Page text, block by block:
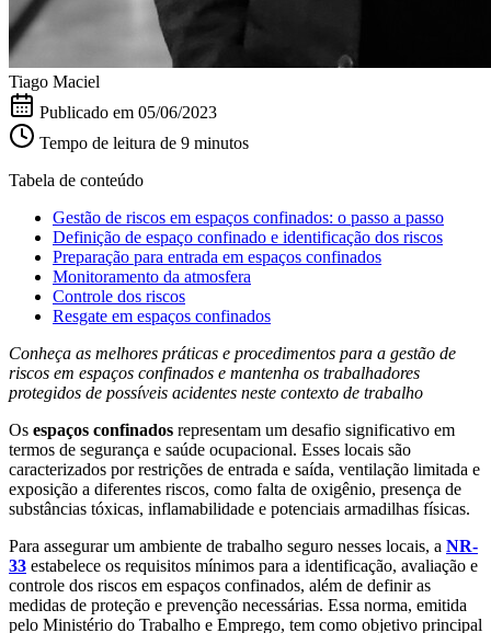
Tiago Maciel
Publicado em 05/06/2023
Tempo de leitura de 9 minutos
Tabela de conteúdo
Gestão de riscos em espaços confinados: o passo a passo
Definição de espaço confinado e identificação dos riscos
Preparação para entrada em espaços confinados
Monitoramento da atmosfera
Controle dos riscos
Resgate em espaços confinados
Conheça as melhores práticas e procedimentos para a gestão de
riscos em espaços confinados e mantenha os trabalhadores
protegidos de possíveis acidentes neste contexto de trabalho
Os espaços confinados representam um desafio significativo em
termos de segurança e saúde ocupacional. Esses locais são
caracterizados por restrições de entrada e saída, ventilação limitada e
exposição a diferentes riscos, como falta de oxigênio, presença de
substâncias tóxicas, inflamabilidade e potenciais armadilhas físicas.
Para assegurar um ambiente de trabalho seguro nesses locais, a NR-
33 estabelece os requisitos mínimos para a identificação, avaliação e
controle dos riscos em espaços confinados, além de definir as
medidas de proteção e prevenção necessárias. Essa norma, emitida
pelo Ministério do Trabalho e Emprego, tem como objetivo principal